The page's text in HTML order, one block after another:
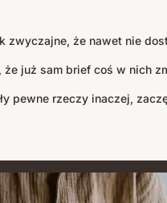
zwyczajne, że nawet nie
już sam brief coś w nich
pewne rzeczy inaczej,